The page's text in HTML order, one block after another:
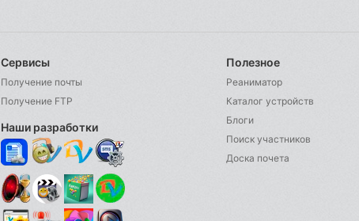
Сервисы
Получение почты
Получение FTP
Наши разработки
Полезное
Реаниматор
Каталог устройств
Блоги
Поиск участников
Доска почета